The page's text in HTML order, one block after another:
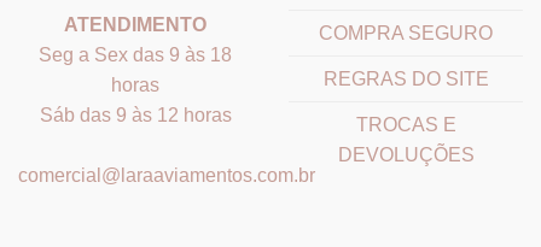
ATENDIMENTO
Seg a Sex das 9 às 18
horas
Sáb das 9 às 12 horas
comercial@laraaviamentos.com.br
COMPRA SEGURO
REGRAS DO SITE
TROCAS E
DEVOLUÇÕES